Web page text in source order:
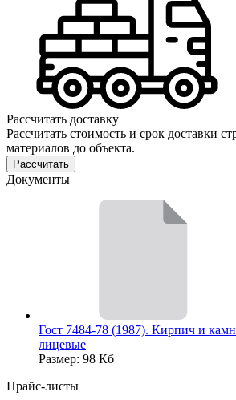
Рассчитать доставку
Рассчитать стоимость и срок доставки
материалов до объекта.
Рассчитать
Документы
Гост 7484-78 (1987). Кирпич и
лицевые
Размер: 98 Кб
Прайс-листы